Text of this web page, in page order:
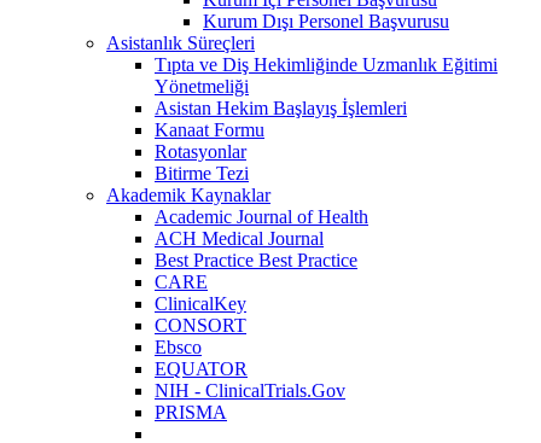
Kurum Dışı Personel Başvurusu
Asistanlık Süreçleri
Tıpta ve Diş Hekimliğinde Uzmanlık Eğitimi
Yönetmeliği
Asistan Hekim Başlayış İşlemleri
Kanaat Formu
Rotasyonlar
Bitirme Tezi
Akademik Kaynaklar
Academic Journal of Health
ACH Medical Journal
Best Practice Best Practice
CARE
ClinicalKey
CONSORT
Ebsco
EQUATOR
NIH - ClinicalTrials.Gov
PRISMA